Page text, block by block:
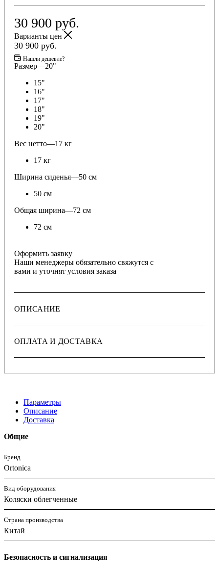
30 900 руб.
Варианты цен
30 900 руб.
Нашли дешевле?
Размер—20"
15"
16"
17"
18"
19"
20"
Вес нетто—17 кг
17 кг
Ширина сиденья—50 см
50 см
Общая ширина—72 см
72 см
Оформить заявку
Наши менеджеры обязательно свяжутся с
вами и уточнят условия заказа
ОПИСАНИЕ
ОПЛАТА И ДОСТАВКА
Параметры
Описание
Доставка
Общие
Бренд
Ortonica
Вид оборудования
Коляски облегченные
Страна производства
Китай
Безопасность и сигнализация